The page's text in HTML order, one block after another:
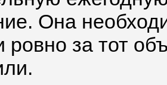
Она
ровно за тот